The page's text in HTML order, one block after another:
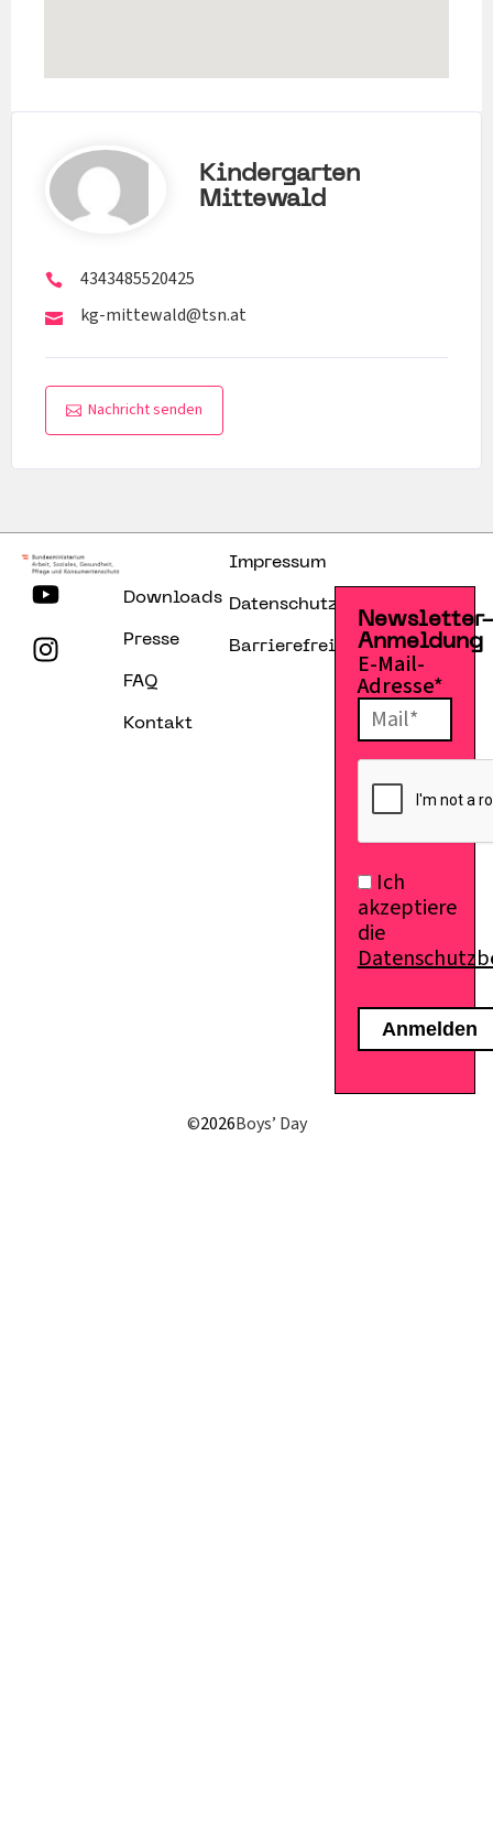
Kindergarten
Mittewald
4343485520425
kg-mittewald@tsn.at
Nachricht senden
Downloads
Presse
FAQ
Kontakt
Impressum
Datenschutzerklärung
Barrierefreiheitserklärung
Anmeldung
E-Mail-
Adresse*
Ich
akzeptiere
die
©2026Boys’ Day